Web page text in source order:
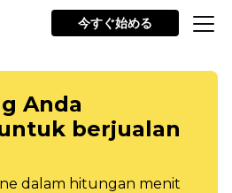
今すぐ始める
Anda
berjualan
dalam hitungan menit